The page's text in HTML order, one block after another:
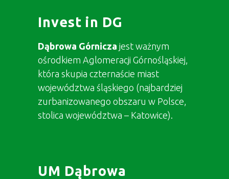
Invest in DG
Dąbrowa Górnicza jest ważnym
ośrodkiem Aglomeracji Górnośląskiej,
która skupia czternaście miast
województwa śląskiego (najbardziej
zurbanizowanego obszaru w Polsce,
stolica województwa – Katowice).
UM Dąbrowa